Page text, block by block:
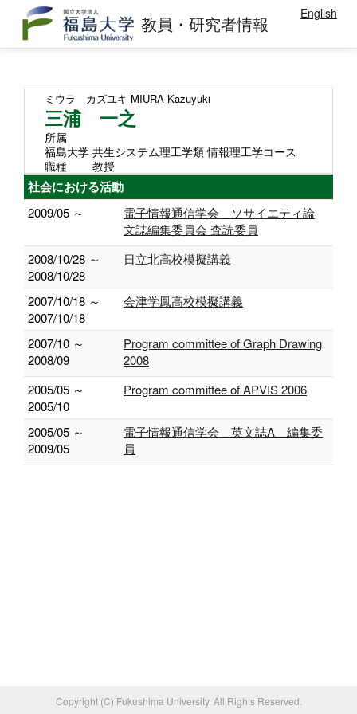
教員・研究者情報 English
ミウラ カズユキ MIURA Kazuyuki
三浦 一之
所属
福島大学 共生システム理工学類 情報理工学コース
職種
教授
社会における活動
2009/05 ～
電子情報通信学会 ソサイエティ論
文誌編集委員会 査読委員
2008/10/28 ～
2008/10/28
日立北高校模擬講義
2007/10/18 ～
2007/10/18
会津学鳳高校模擬講義
2007/10 ～
2008/09
Program committee of Graph Drawing
2008
2005/05 ～
2005/10
Program committee of APVIS 2006
2005/05 ～
2009/05
電子情報通信学会 英文誌A 編集委
員
Copyright (C) Fukushima University. All Rights Reserved.